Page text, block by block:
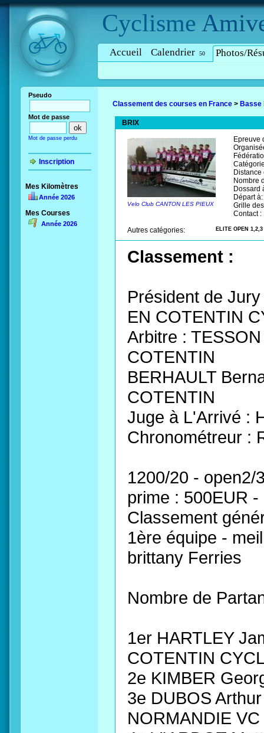
Cyclisme
Accueil Calendrier 50 Photos/
Pseudo
Mot de passe
Mot de passe perdu
Inscription
Mes Kilomètres
Année 2026
Mes Courses
Année 2026
Classement des courses en France > Basse
BRIX
Velo Club CANTON LES PIEUX
Epreuve
Distance
Nombre
Dossard
Départ à:
Grille
Contact :
Autres catégories:
ELITE OPEN 1,2,3
Classement :
Président de
EN COTENTIN
Arbitre :
COTENTIN
BERHAULT
COTENTIN
Juge à L'Arrivé :
Chronométreur :
1200/20 - open2/
prime : 500EUR
Classement
1ère équipe -
brittany Ferries
Nombre de
1er HARTLEY
COTENTIN
2e KIMBER
3e DUBOS
NORMANDIE